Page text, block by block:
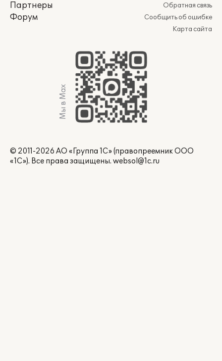
Партнеры
Форум
Обратная связь
Сообщить об ошибке
Карта сайта
Мы в Max
© 2011-2026 АО «Группа 1С» (правопреемник ООО
«1С»). Все права защищены. websol@1c.ru